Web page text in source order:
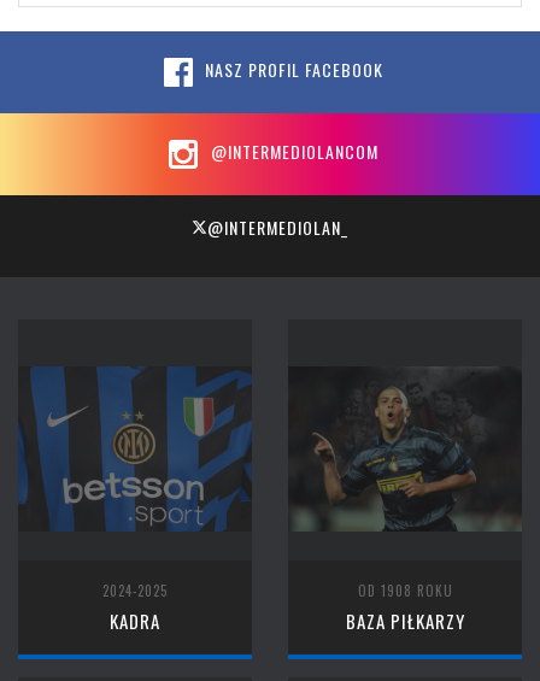
NASZ PROFIL FACEBOOK
@INTERMEDIOLANCOM
@INTERMEDIOLAN_
2024-2025
KADRA
OD 1908 ROKU
BAZA PIŁKARZY